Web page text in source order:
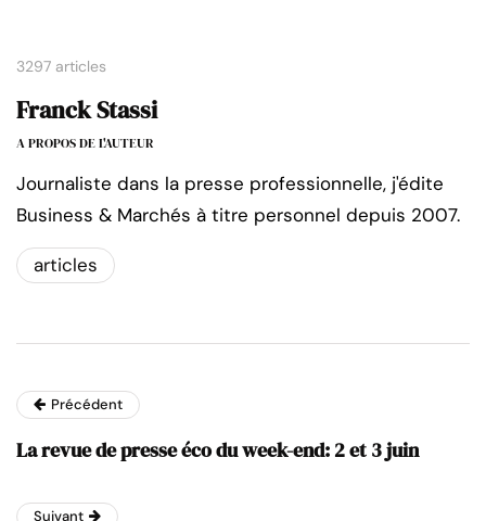
3297 articles
Franck Stassi
A PROPOS DE L'AUTEUR
Journaliste dans la presse professionnelle, j'édite
Business & Marchés à titre personnel depuis 2007.
articles
Précédent
La revue de presse éco du week-end: 2 et 3 juin
Suivant